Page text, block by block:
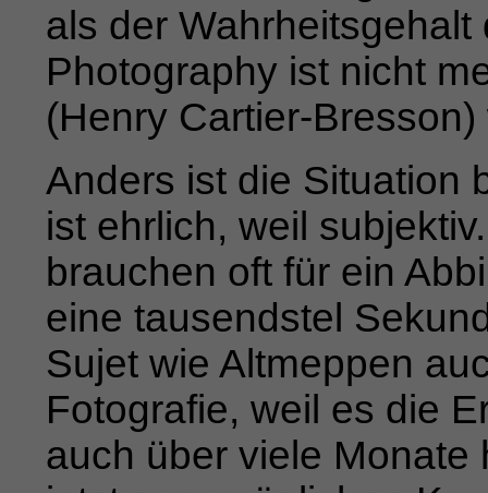
als der
Photography ist nicht
(Henry Cartier-
Anders ist die Situation
ist ehrlich, weil
brauchen oft für ein
eine tausendstel
Sujet wie Altmeppen
Fotografie, weil es die
auch über viele Monate